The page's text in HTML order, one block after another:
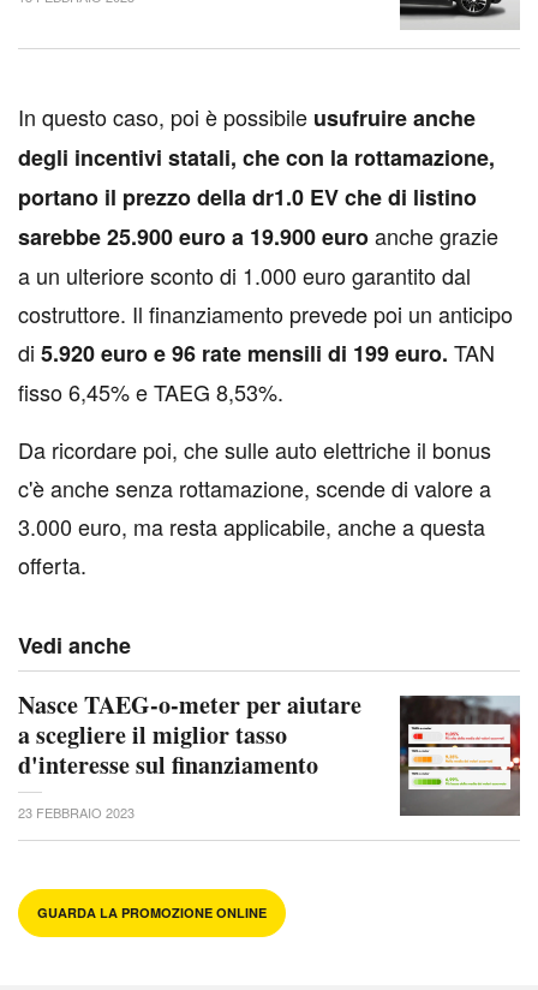
In questo caso, poi è possibile usufruire anche
degli incentivi statali, che con la rottamazione,
portano il prezzo della dr1.0 EV che di listino
sarebbe 25.900 euro a 19.900 euroanche grazie
a un ulteriore sconto di 1.000 euro garantito dal
costruttore. Il finanziamento prevede poi un anticipo
di 5.920 euro e 96 rate mensili di 199 euro. TAN
fisso 6,45% e TAEG 8,53%.
Da ricordare poi, che sulle auto elettriche il bonus
c'è anche senza rottamazione, scende di valore a
3.000 euro, ma resta applicabile, anche a questa
offerta.
Vedi anche
Nasce TAEG-o-meter per aiutare
a scegliere il miglior tasso
d'interesse sul finanziamento
23 FEBBRAIO 2023
GUARDA LA PROMOZIONE ONLINE